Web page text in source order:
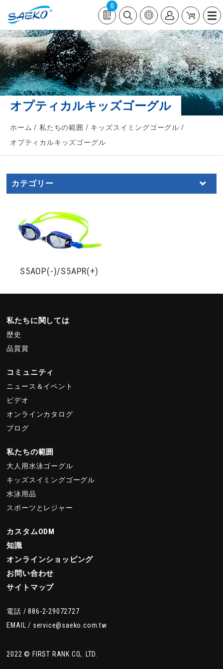
0
オプティカルキッズゴーグル
ホーム 私たちの範囲
キッズスイミングゴーグル
オプティカルキッズゴーグル
カテゴリー
S5AOP(-)/S5APR(+)
私たちに関しては
歴史
品質賞
コミュニティ
ニュース＆イベント
ビデオ
オンラインカタログ
ブログ
私たちの範囲
大人用水泳ゴーグル
キッズスイミングゴーグル
水泳用品
スポーツとレジャー
カスタムODM
知識
オンラインショッピング
お問い合わせ
サイトマップ
電話 /886-2-29072727
EMAIL / service@saeko.com.tw
2022 © FIRST RANK CO,. LTD.